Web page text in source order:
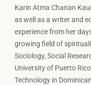
Karin Atma Chanan
as well as a writer and
experience from her
growing field of
Sociology, Social
University of Puerto
Technology in